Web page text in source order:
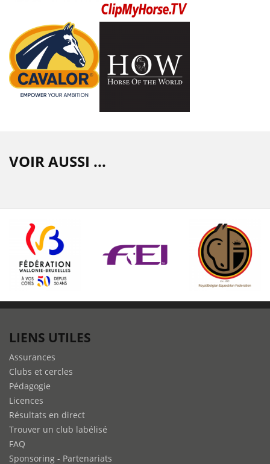
VOIR AUSSI ...
LIENS UTILES
Assurances
Clubs et cercles
Pédagogie
Licences
Résultats en direct
Trouver un club labélisé
FAQ
Sponsoring - Partenariats